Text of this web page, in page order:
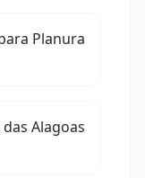
Planura
Alagoas